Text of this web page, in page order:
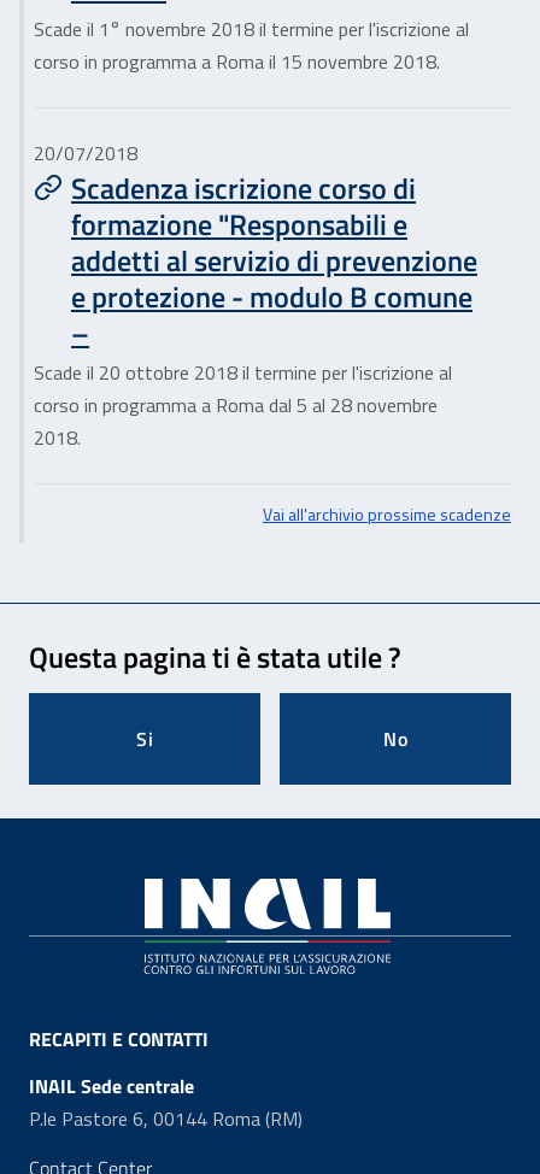
Scade il 1° novembre 2018 il termine per l'iscrizione al
corso in programma a Roma il 15 novembre 2018.
20/07/2018
Scadenza iscrizione corso di
formazione "Responsabili e
addetti al servizio di prevenzione
e protezione - modulo B comune
–
Scade il 20 ottobre 2018 il termine per l'iscrizione al
corso in programma a Roma dal 5 al 28 novembre
2018.
Vai all'archivio prossime scadenze
Questa pagina ti è stata utile ?
Si No
RECAPITI E CONTATTI
INAIL Sede centrale
P.le Pastore 6, 00144 Roma (RM)
Contact Center